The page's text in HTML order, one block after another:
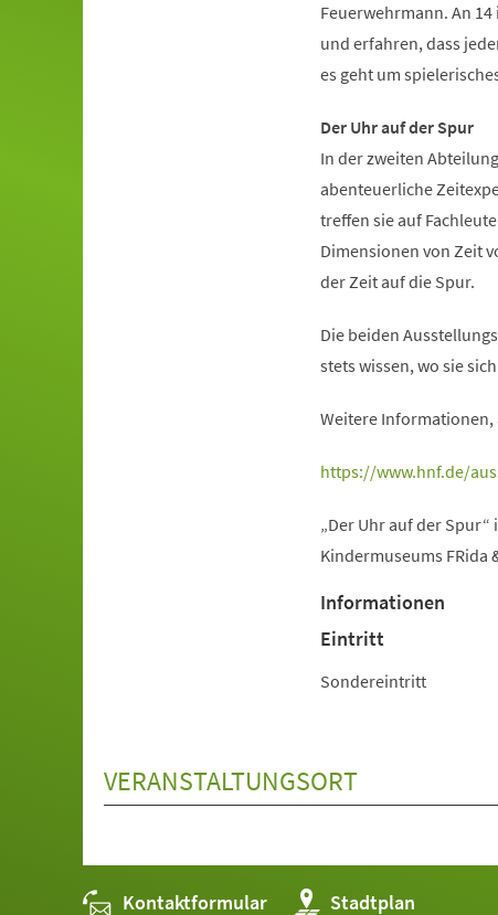
Feuerwehrmann. An
und erfahren, dass
es geht um
Der Uhr auf der Spur
In der zweiten
abenteuerliche
treffen sie auf
Dimensionen von Zeit
der Zeit auf die Spur.
Die beiden
stets wissen, wo sie
Weitere Informationen,
https://www.hnf.de/
„Der Uhr auf der
Kindermuseums FRida
Informationen
Eintritt
Sondereintritt
VERANSTALTUNGSORT
Kontaktformular Stadtplan
(Öffnet